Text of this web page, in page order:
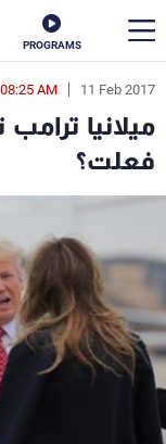
PROGRAMS
11 Feb 2017
08:25 AM
ميلانيا
فعلت؟
en
الأخبار
سياسة
إقتصاد
منوعات
كأس العالم